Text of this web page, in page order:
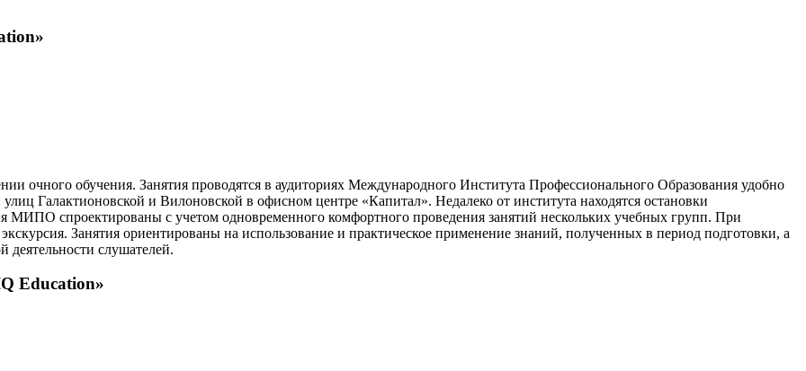
очного обучения. Занятия проводятся в аудиториях Международного Института Профессионального Образования удобно
Галактионовской и Вилоновской в офисном центре «Капитал». Недалеко от института находятся остановки
МИПО спроектированы с учетом одновременного комфортного проведения занятий нескольких учебных групп. При
Занятия ориентированы на использование и практическое применение знаний, полученных в период подготовки, а
слушателей.
Education»